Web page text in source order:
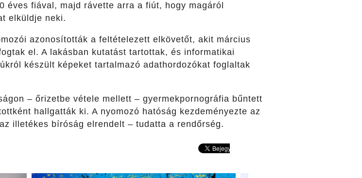
éves fiával, majd rávette arra a fiút, hogy magáról
elküldje neki.
azonosították a feltételezett elkövetőt, akit március
el. A lakásban kutatást tartottak, és informatikai
készült képeket tartalmazó adathordozókat foglaltak
– őrizetbe vétele mellett – gyermekpornográfia bűntett
hallgatták ki. A nyomozó hatóság kezdeményezte az
illetékes bíróság elrendelt – tudatta a rendőrség.